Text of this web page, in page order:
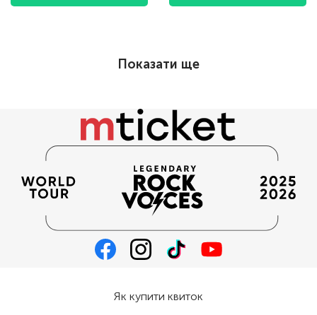
Показати ще
Як купити квиток